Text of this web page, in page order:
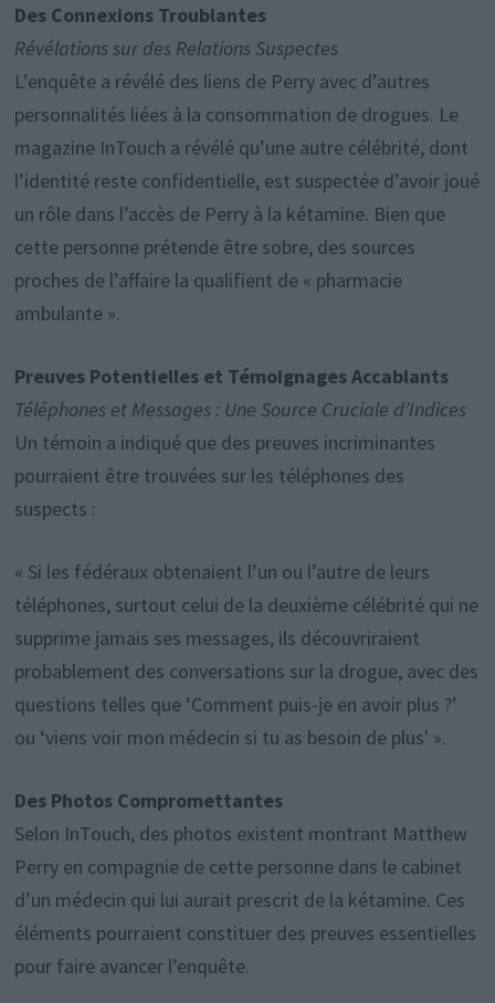
Des Connexions Troublantes
Révélations sur des Relations Suspectes
L’enquête a révélé des liens de Perry avec d’autres
personnalités liées à la consommation de drogues. Le
magazine InTouch a révélé qu’une autre célébrité, dont
l’identité reste confidentielle, est suspectée d’avoir joué
un rôle dans l’accès de Perry à la kétamine. Bien que
cette personne prétende être sobre, des sources
proches de l’affaire la qualifient de « pharmacie
ambulante ».
Preuves Potentielles et Témoignages Accablants
Téléphones et Messages : Une Source Cruciale d’Indices
Un témoin a indiqué que des preuves incriminantes
pourraient être trouvées sur les téléphones des
suspects :
« Si les fédéraux obtenaient l’un ou l’autre de leurs
téléphones, surtout celui de la deuxième célébrité qui ne
supprime jamais ses messages, ils découvriraient
probablement des conversations sur la drogue, avec des
questions telles que ‘Comment puis-je en avoir plus ?’
ou ‘viens voir mon médecin si tu as besoin de plus' ».
Des Photos Compromettantes
Selon InTouch, des photos existent montrant Matthew
Perry en compagnie de cette personne dans le cabinet
d’un médecin qui lui aurait prescrit de la kétamine. Ces
éléments pourraient constituer des preuves essentielles
pour faire avancer l’enquête.